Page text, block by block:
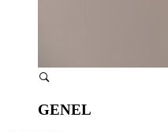
GENEL